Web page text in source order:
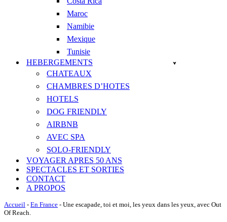
Maroc
Namibie
Mexique
Tunisie
HEBERGEMENTS
CHATEAUX
CHAMBRES D’HOTES
HOTELS
DOG FRIENDLY
AIRBNB
AVEC SPA
SOLO-FRIENDLY
VOYAGER APRES 50 ANS
SPECTACLES ET SORTIES
CONTACT
A PROPOS
Accueil - En France - Une escapade, toi et moi, les yeux dans les yeux, avec Out
Of Reach.